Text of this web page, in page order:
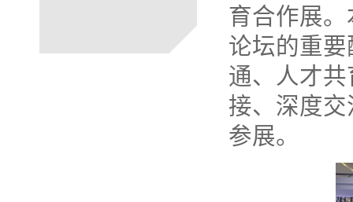
育合作展
论坛的重
通、人才
接、深度
参展。